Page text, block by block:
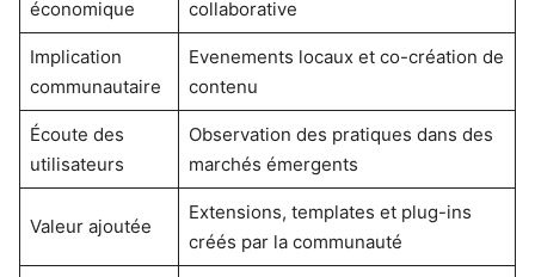
économique
collaborative
Implication
communautaire
Evenements locaux et co-création de
contenu
Écoute des
utilisateurs
Observation des pratiques dans des
marchés émergents
Valeur ajoutée
Extensions, templates et plug-ins
créés par la communauté